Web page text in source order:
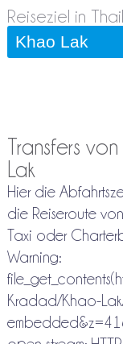
Reiseziel in
Transfers
Lak
Hier die
die Reiseroute
Taxi oder
Warning:
Kradad/Khao-